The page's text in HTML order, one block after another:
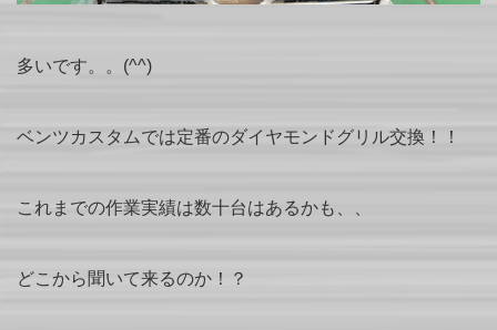
多いです。。(^^)
ベンツカスタムでは定番のダイヤモンドグリル交換！！
これまでの作業実績は数十台はあるかも、、
どこから聞いて来るのか！？